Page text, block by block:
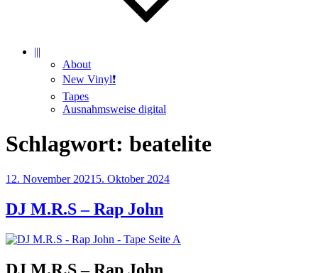
|||
About
New Vinyl❗️
Tapes
Ausnahmsweise digital
Schlagwort: beatelite
Veröffentlicht
12. November 2021 5. Oktober 2024
DJ M.R.S – Rap John
DJ M.R.S – Rap John